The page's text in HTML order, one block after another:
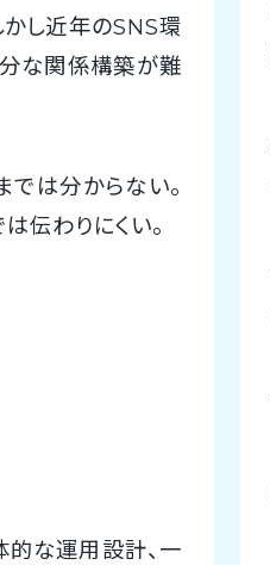
かし近年のSNS環
な関係構築が難
は分からない。
伝わりにくい。
な運用設計、一